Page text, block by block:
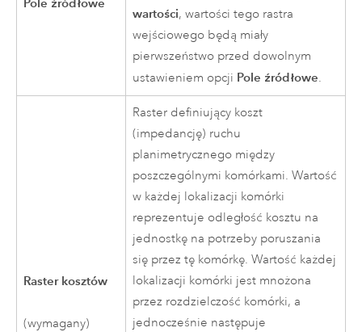
wartości, wartości tego rastra
wejściowego będą miały
pierwszeństwo przed dowolnym
ustawieniem opcji Pole źródłowe.
Raster kosztów
(wymagany)
Raster definiujący koszt
(impedancję) ruchu
planimetrycznego między
poszczególnymi komórkami. Wartość
w każdej lokalizacji komórki
reprezentuje odległość kosztu na
jednostkę na potrzeby poruszania
się przez tę komórkę. Wartość każdej
lokalizacji komórki jest mnożona
przez rozdzielczość komórki, a
jednocześnie następuje